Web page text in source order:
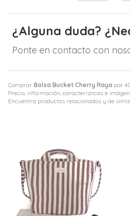
Comprar Bolsa Bucket Cherry Raya por
Precio, información, características e
Encuentra productos relacionados y de
¿Alguna duda?
Ponte en contacto con